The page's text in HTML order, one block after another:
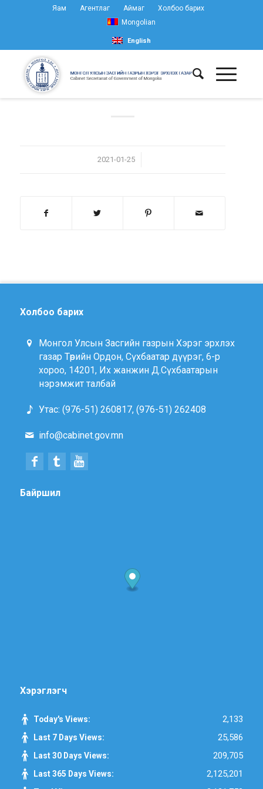
Яам Агентлаг Аймаг
Холбоо барих
Mongolian
English
2021-01-25
/
Холбоо барих
Монгол Улсын Засгийн газрын Хэрэг эрхлэх
газар Төрийн Ордон, Сүхбаатар дүүрэг, 6-р
хороо, 14201, Их жанжин Д.Сүхбаатарын
нэрэмжит талбай
Утас: (976-51) 260817, (976-51) 262408
info@cabinet.gov.mn
Байршил
Хэрэглэгч
Today's Views: 2,133
Last 7 Days Views: 25,586
Last 30 Days Views: 209,705
Last 365 Days Views: 2,125,201